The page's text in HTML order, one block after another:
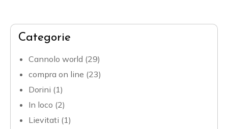
Categorie
Cannolo world (29)
compra on line (23)
Dorini (1)
In loco (2)
Lievitati (1)